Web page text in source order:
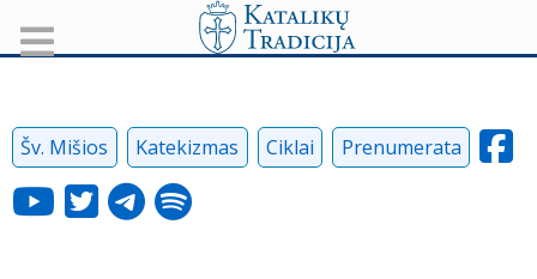
Šv. Mišios Katekizmas Ciklai Prenumerata